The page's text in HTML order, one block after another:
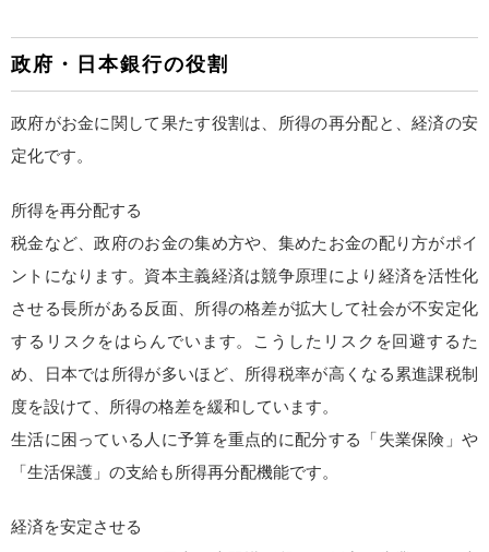
政府・日本銀行の役割
政府がお金に関して果たす役割は、所得の再分配と、経済の安
定化です。
所得を再分配する
税金など、政府のお金の集め方や、集めたお金の配り方がポイ
ントになります。資本主義経済は競争原理により経済を活性化
させる長所がある反面、所得の格差が拡大して社会が不安定化
するリスクをはらんでいます。こうしたリスクを回避するた
め、日本では所得が多いほど、所得税率が高くなる累進課税制
度を設けて、所得の格差を緩和しています。
生活に困っている人に予算を重点的に配分する「失業保険」や
「生活保護」の支給も所得再分配機能です。
経済を安定させる